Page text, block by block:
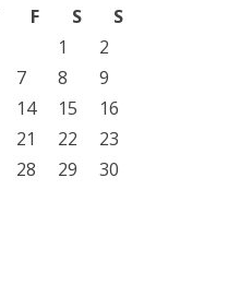
F S
S
1
2
7 8
9
14 15
16
21 22
23
28 29
30